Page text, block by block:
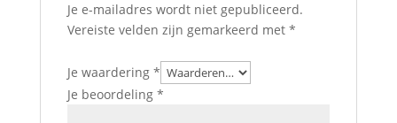
Je e-mailadres wordt niet gepubliceerd.
Vereiste velden zijn gemarkeerd met *
Je waardering *
Je beoordeling *